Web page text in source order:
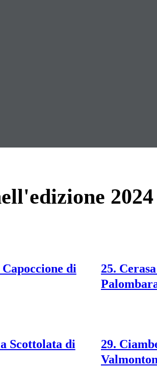
2024
di
25.
Scottolata di
29.